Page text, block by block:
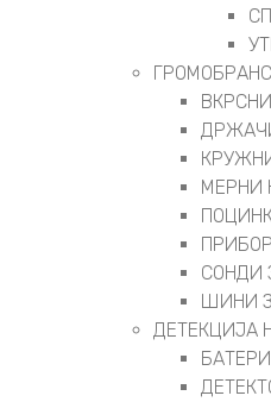
МЕРНИ
СОНДИ
ШИНИ
ДЕТЕКЦИЈА